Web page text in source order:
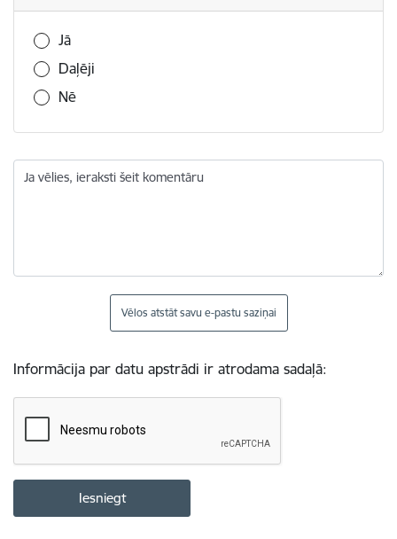
Vai šī informācija bija noderīga?
Jā
Daļēji
Nē
Ja vēlies, ieraksti šeit komentāru
Vēlos atstāt savu e-pastu saziņai
Informācija par datu apstrādi ir atrodama sadaļā: